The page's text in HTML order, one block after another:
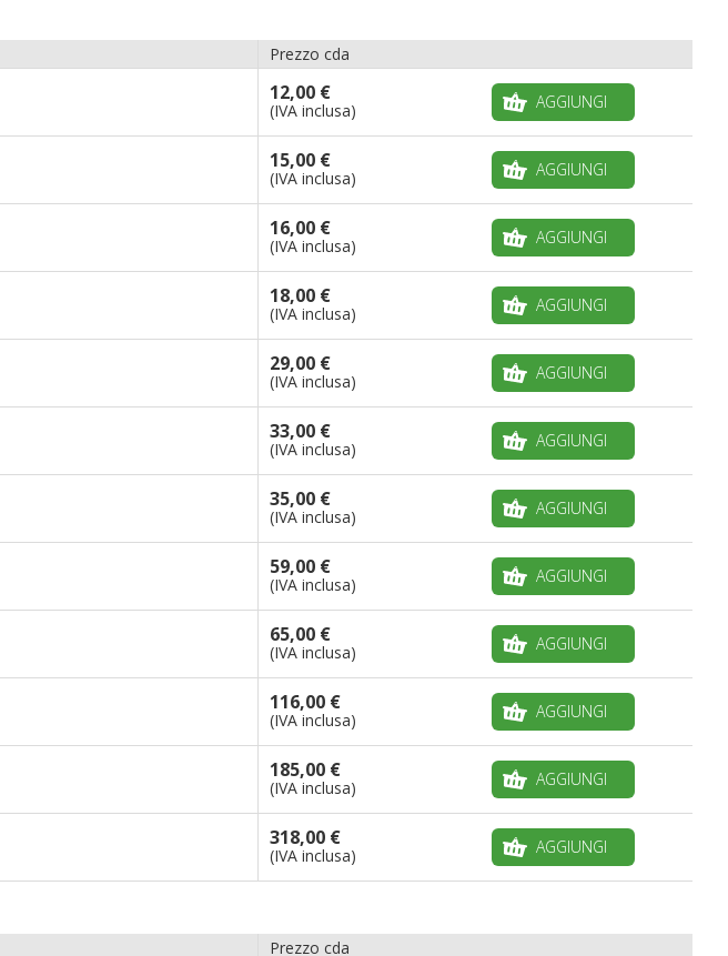
Prezzo cda
12,00 €
(IVA inclusa) AGGIUNGI
15,00 €
(IVA inclusa) AGGIUNGI
16,00 €
(IVA inclusa) AGGIUNGI
18,00 €
(IVA inclusa) AGGIUNGI
29,00 €
(IVA inclusa) AGGIUNGI
33,00 €
(IVA inclusa) AGGIUNGI
35,00 €
(IVA inclusa) AGGIUNGI
59,00 €
(IVA inclusa) AGGIUNGI
65,00 €
(IVA inclusa) AGGIUNGI
116,00 €
(IVA inclusa) AGGIUNGI
185,00 €
(IVA inclusa) AGGIUNGI
318,00 €
(IVA inclusa) AGGIUNGI
Prezzo cda